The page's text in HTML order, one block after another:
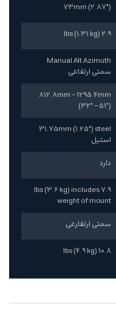
73mm (2.87")
2.9 lbs (1.31 kg)
Manual Alt Azimuth
سمتی ارتفاعی
812.8mm - 1295.4mm
(32" - 51")
31.75mm (1.25") steel
استیل
دارد
7.9 lbs (3.6 kg) includes
weight of mount
سمتی ارتفارعی
10.8 lbs (4.9 kg)